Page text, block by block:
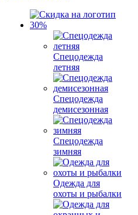
Спецодежда
летняя
Спецодежда
демисезонная
Спецодежда
зимняя
Одежда для
охоты и рыбалки